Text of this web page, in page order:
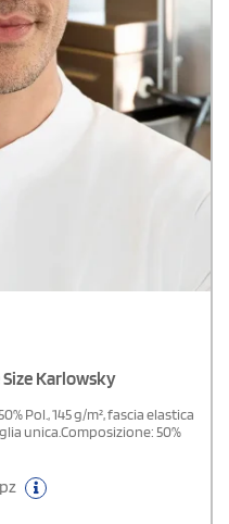
Size Karlowsky
Pol., 145 g/m², fascia elastica
unica.Composizione: 50%